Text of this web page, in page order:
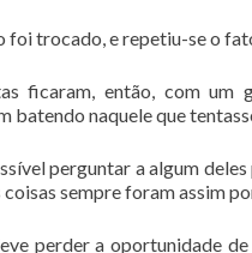
foi trocado, e repetiu-se o
ficaram, então, com um
batendo naquele que
perguntar a algum
coisas sempre foram assim
perder a oportunidade